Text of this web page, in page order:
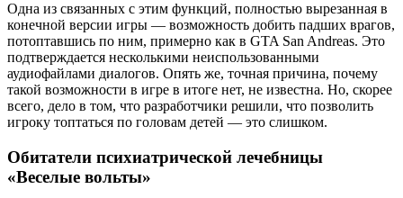
Одна из связанных с этим функций, полностью вырезанная в
конечной версии игры — возможность добить падших врагов,
потоптавшись по ним, примерно как в GTA San Andreas. Это
подтверждается несколькими неиспользованными
аудиофайлами диалогов. Опять же, точная причина, почему
такой возможности в игре в итоге нет, не известна. Но, скорее
всего, дело в том, что разработчики решили, что позволить
игроку топтаться по головам детей — это слишком.
Обитатели психиатрической лечебницы
«Веселые вольты»